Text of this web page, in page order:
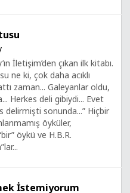
İletişim’den çıkan ilk kitabı.
ne ki, çok daha acıklı
zaman... Galeyanlar oldu,
Herkes deli gibiydi... Evet
delirmişti sonunda...” Hiçbir
öyküler,
öykü ve H.B.R.
İstemiyorum